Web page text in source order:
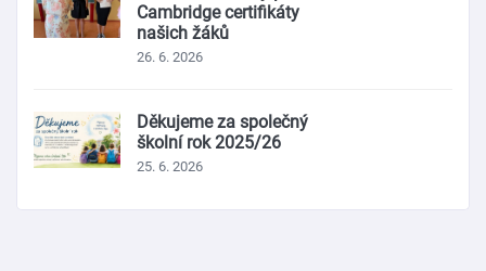
Cambridge certifikáty
našich žáků
26. 6. 2026
Děkujeme za společný
školní rok 2025/26
25. 6. 2026